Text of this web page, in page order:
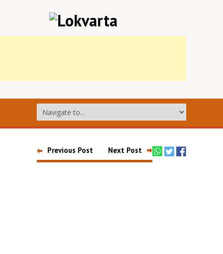
Previous Post Next Post